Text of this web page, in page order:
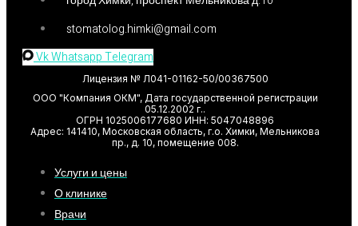
stomatolog.himki@gmail.com
VkWhatsappTelegram
Лицензия № Л041-01162-50/00367500
ООО "Компания ОКМ", Дата государственной регистрации
05.12.2002 г..
ОГРН 1025006177680 ИНН: 5047048896
Адрес: 141410, Московская область, г.о. Химки, Мельникова
пр., д. 10, помещение 008.
Услуги и цены
О клинике
Врачи